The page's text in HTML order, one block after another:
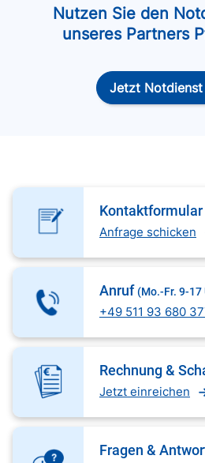
Nutzen Sie den
unseres Partners
Jetzt
Kontaktformular
Anfrage schicken
Anruf (Mo.-Fr. 9-17
+49 511 93 680
Rechnung &
Jetzt einreichen
Fragen &